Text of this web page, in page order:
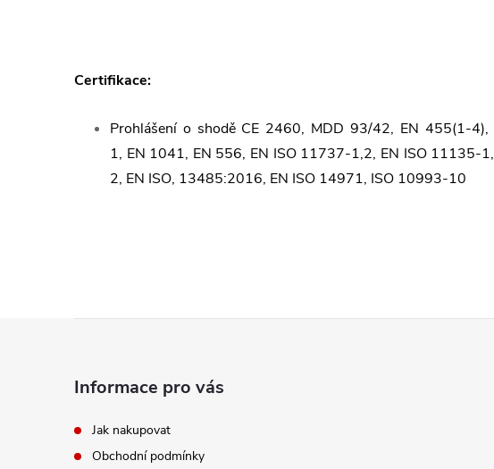
Certifikace:
Prohlášení o shodě CE 2460, MDD 93/42, EN 455(1-4),
1, EN 1041, EN 556, EN ISO 11737-1,2, EN ISO 11135-1,
2, EN ISO, 13485:2016, EN ISO 14971, ISO 10993-10
Informace pro vás
Jak nakupovat
Obchodní podmínky